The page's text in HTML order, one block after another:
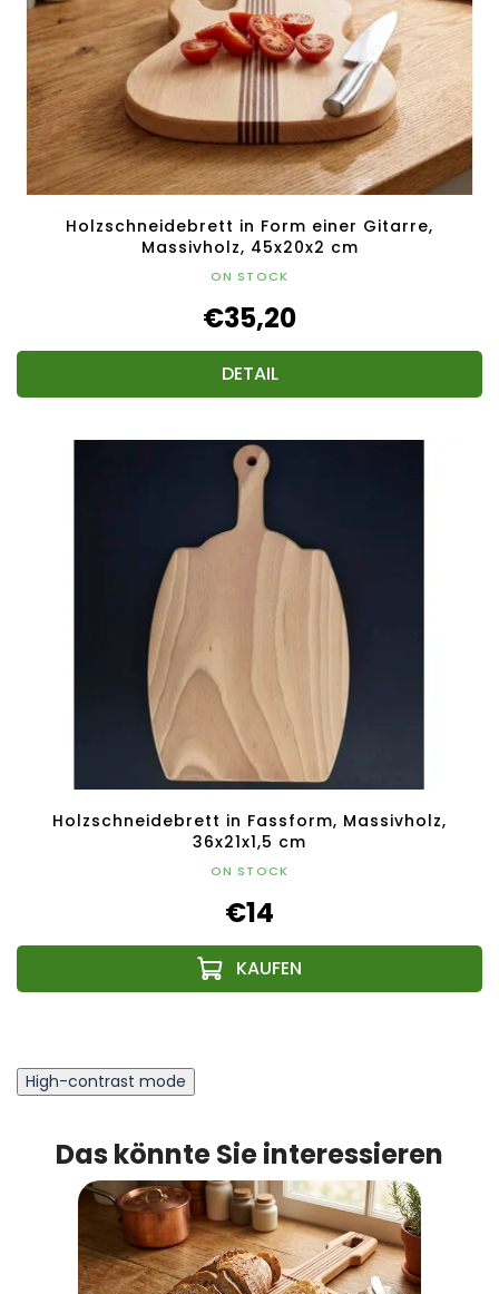
Holzschneidebrett in Form einer Gitarre,
Massivholz, 45x20x2 cm
ON STOCK
€35,20
DETAIL
Holzschneidebrett in Fassform, Massivholz,
36x21x1,5 cm
ON STOCK
€14
High-contrast mode
Das könnte Sie interessieren